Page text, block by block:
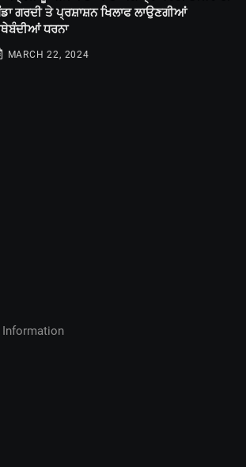
ਗਰਦੀ ਤੇ ਪ੍ਰਸ਼ਾਸ਼ਨ ਖਿਲਾਫ ਲਾਉਣਗੀਆਂ
ਧਰਨਾ
MARCH 22, 2024